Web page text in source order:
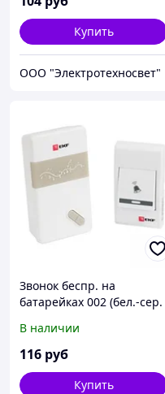
Купить
ООО "Электротехносвет"
Звонок беспр. на
батарейках 002 (бел.-сер.
ААA дист. 80м.) EKF
В наличии
116 руб
Купить